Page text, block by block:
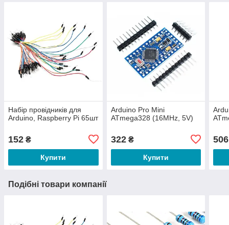
Набір провідників для
Arduino, Raspberry Pi 65шт
152 ₴
Купити
Arduino Pro Mini
ATmega328 (16MHz, 5V)
322₴
Купити
506
Подібні товари компанії